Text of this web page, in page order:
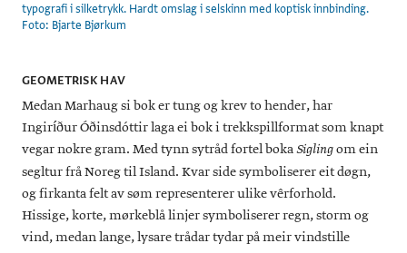
typografi i silketrykk. Hardt omslag i selskinn med koptisk innbinding.
Foto: Bjarte Bjørkum
GEOMETRISK HAV
Medan Marhaug si bok er tung og krev to hender, har
Ingiríður Óðinsdóttir laga ei bok i trekkspillformat som knapt
vegar nokre gram. Med tynn sytråd fortel bokaSiglingom ein
segltur frå Noreg til Island. Kvar side symboliserer eit døgn,
og firkanta felt av søm representerer ulike vêrforhold.
Hissige, korte, mørkeblå linjer symboliserer regn, storm og
vind, medan lange, lysare trådar tydar på meir vindstille